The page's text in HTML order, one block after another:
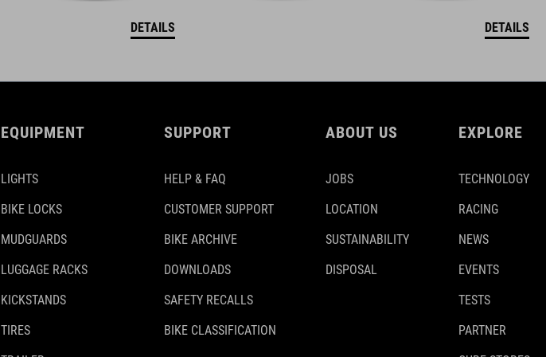
DETAILS DETAILS
EQUIPMENT
LIGHTS
BIKE LOCKS
MUDGUARDS
LUGGAGE RACKS
KICKSTANDS
TIRES
SUPPORT
HELP & FAQ
CUSTOMER SUPPORT
BIKE ARCHIVE
DOWNLOADS
SAFETY RECALLS
BIKE CLASSIFICATION
ABOUT US
JOBS
LOCATION
SUSTAINABILITY
DISPOSAL
EXPLORE
TECHNOLOGY
RACING
NEWS
EVENTS
TESTS
PARTNER